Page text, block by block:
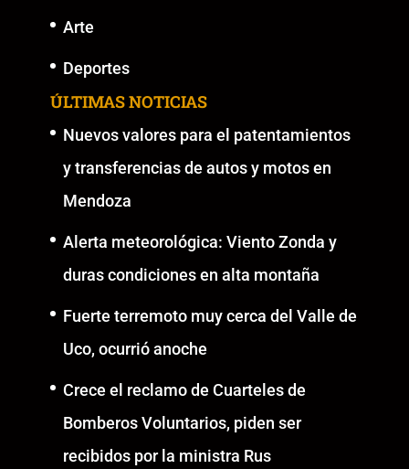
Arte
Deportes
ÚLTIMAS NOTICIAS
Nuevos valores para el patentamientos
y transferencias de autos y motos en
Mendoza
Alerta meteorológica: Viento Zonda y
duras condiciones en alta montaña
Fuerte terremoto muy cerca del Valle de
Uco, ocurrió anoche
Crece el reclamo de Cuarteles de
Bomberos Voluntarios, piden ser
recibidos por la ministra Rus